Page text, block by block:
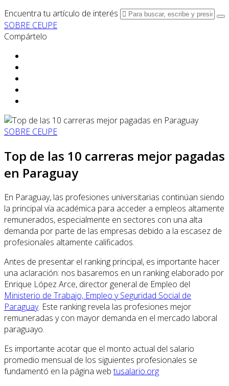
Encuentra tu artículo de interés
SOBRE CEUPE
Compártelo
SOBRE CEUPE
Top de las 10 carreras mejor pagadas
en Paraguay
En Paraguay, las profesiones universitarias continúan siendo
la principal vía académica para acceder a empleos altamente
remunerados, especialmente en sectores con una alta
demanda por parte de las empresas debido a la escasez de
profesionales altamente calificados.
Antes de presentar el ranking principal, es importante hacer
una aclaración: nos basaremos en un ranking elaborado por
Enrique López Arce, director general de Empleo del
Ministerio de Trabajo, Empleo y Seguridad Social de
Paraguay. Este ranking revela las profesiones mejor
remuneradas y con mayor demanda en el mercado laboral
paraguayo.
Es importante acotar que el monto actual del salario
promedio mensual de los siguientes profesionales se
fundamentó en la página webtusalario.org